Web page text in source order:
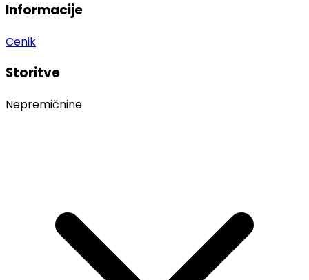
Informacije
Cenik
Storitve
Nepremičnine